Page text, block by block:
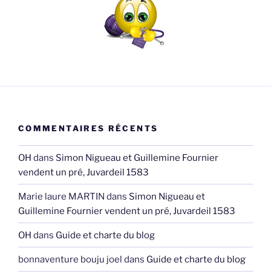
COMMENTAIRES RÉCENTS
OH dans Simon Nigueau et Guillemine Fournier
vendent un pré, Juvardeil 1583
Marie laure MARTIN dans Simon Nigueau et
Guillemine Fournier vendent un pré, Juvardeil 1583
OH dans Guide et charte du blog
bonnaventure bouju joel dans Guide et charte du blog